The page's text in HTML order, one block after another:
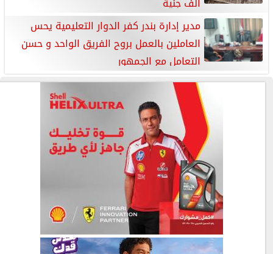
مدير إدارة بندر كفر الدوار التعليمية يحس
العاملين بالعمل بروح الفريق الواحد و حسن
التعامل مع الجمهور